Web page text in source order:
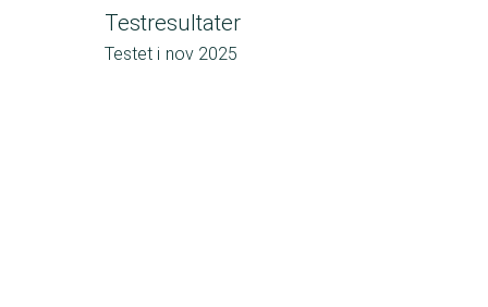
Testresultater
Testet i nov 2025